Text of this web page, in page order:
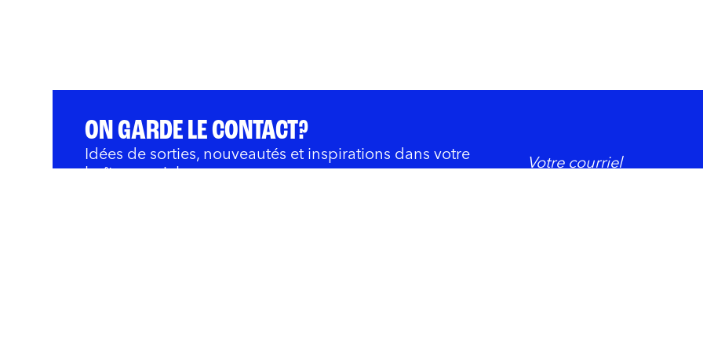
ON GARDE LE CONTACT?
Idées de sorties, nouveautés et inspirations dans votre
boîte courriel.